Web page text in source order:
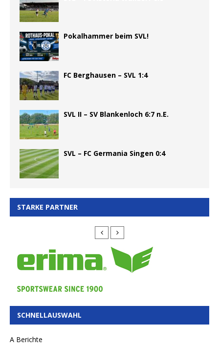
Pokalhammer beim SVL!
FC Berghausen – SVL 1:4
SVL II – SV Blankenloch 6:7 n.E.
SVL – FC Germania Singen 0:4
STARKE PARTNER
SCHNELLAUSWAHL
A Berichte